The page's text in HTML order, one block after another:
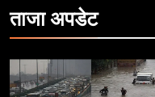
ताजाअपडेट